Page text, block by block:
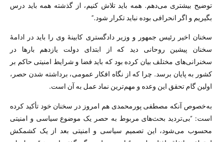
توضیح بیشتری می‌دهم. همه باید تلاش کنیم، از گذشته همه باید درس
بگیریم و اگر انحرافی بوده نباید تکرار شود.”
سخنان اخیر رئیس جمهور و وزیر دادگستری کابینهٔ وی را باید در ادامهٔ
سخنان پیشین روحانی دید که از ابتدای دولت یازدهم بارها در
سخنرانی‌های مختلف بیان کرده بود که باید فضا و شرایط امنیتی حاکم بر
کشور به پایان برسد. چرا که از نگاه افکار عمومی، برداشته شدن حصر،
اولین گام تحقق این وعده و مهم‌ترین نماد عمل به آن است.
به‌خصوص آنکه مصطفی پورمحمدی هم امروز در سخنان خود تأکید کرده
است: “بی‌تردید بحث‌های مربوط به حصر یک موضوع سیاسی و امنیتی
محسوب می‌شود، این تصمیم سیاسی و امنیتی بعد از یک کشمکش